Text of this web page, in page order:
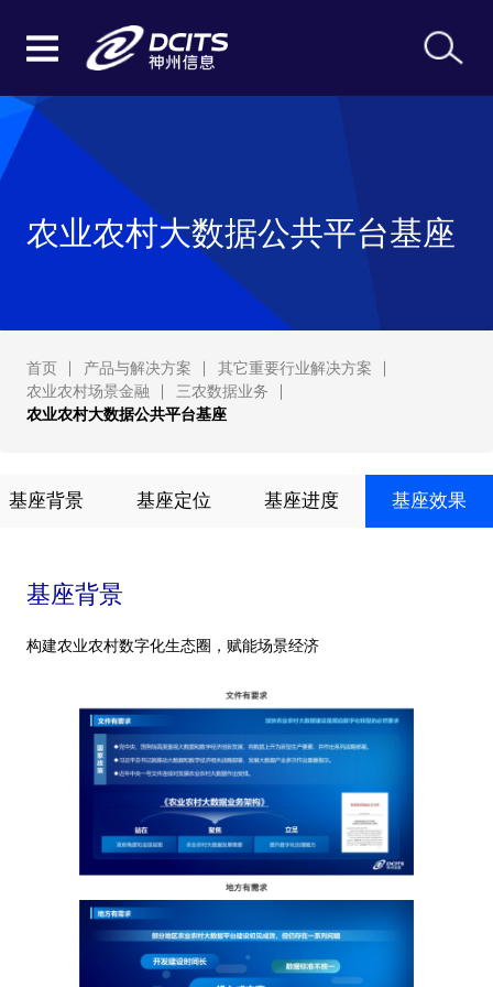
农业农村大数据公共平台基座
首页 产品与解决方案
其它重要行业解决方案
农业农村场景金融
三农数据业务
农业农村大数据公共平台基座
基座背景 基座定位 基座进度 基座效果
基座背景
构建农业农村数字化生态圈，赋能场景经济